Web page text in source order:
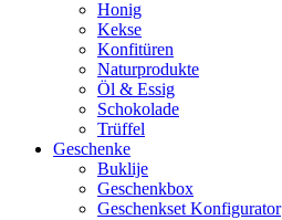
Honig
Kekse
Konfitüren
Naturprodukte
Öl & Essig
Schokolade
Trüffel
Geschenke
Buklije
Geschenkbox
Geschenkset Konfigurator